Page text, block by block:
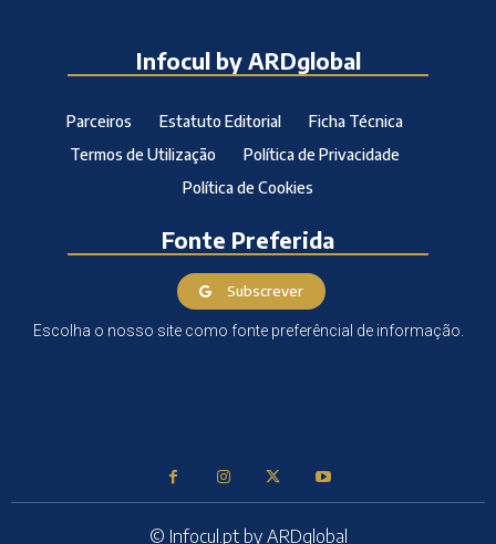
Infocul by ARDglobal
Parceiros Estatuto Editorial
Ficha Técnica
Termos de Utilização
Política de Privacidade
Política de Cookies
Fonte Preferida
Subscrever
Escolha o nosso site como fonte preferêncial de informação.
© Infocul.pt by ARDglobal